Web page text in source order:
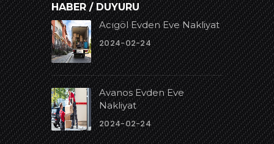
HABER / DUYURU
Acıgöl Evden Eve Nakliyat
2024-02-24
Avanos Evden Eve
Nakliyat
2024-02-24